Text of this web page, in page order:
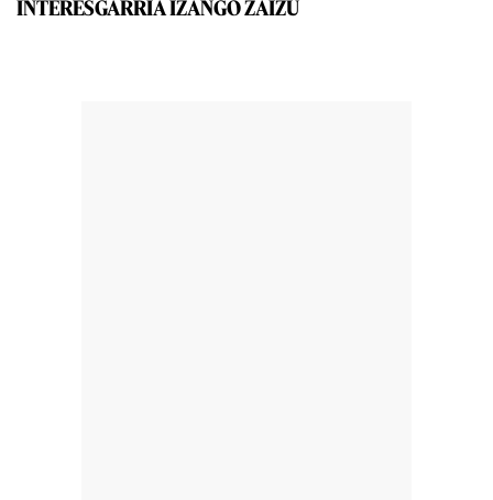
INTERESGARRIA IZANGO ZAIZU